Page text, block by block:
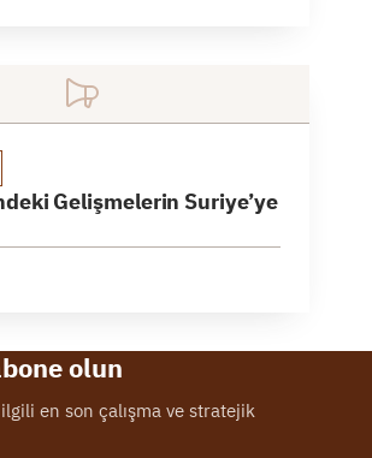
Gelişmelerin Suriye’ye
olun
en son çalışma ve stratejik